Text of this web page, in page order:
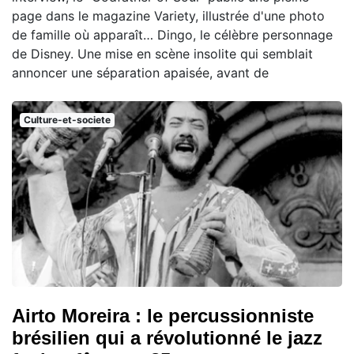
page dans le magazine Variety, illustrée d'une photo
de famille où apparaît… Dingo, le célèbre personnage
de Disney. Une mise en scène insolite qui semblait
annoncer une séparation apaisée, avant de
Culture-et-societe
Airto Moreira : le percussionniste
brésilien qui a révolutionné le jazz